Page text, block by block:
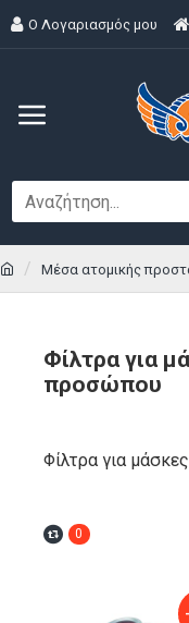
Ο Λογαριασμός μου
Μέσα ατομικής
Φίλτρα για
προσώπου
Φίλτρα για
0